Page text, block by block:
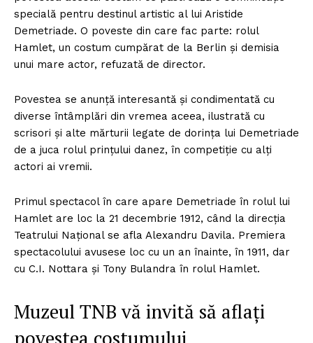
specială pentru destinul artistic al lui Aristide
Demetriade. O poveste din care fac parte: rolul
Hamlet, un costum cumpărat de la Berlin și demisia
unui mare actor, refuzată de director.
Povestea se anunţă interesantă și condimentată cu
diverse întâmplări din vremea aceea, ilustrată cu
scrisori și alte mărturii legate de dorința lui Demetriade
de a juca rolul prinţului danez, în competiție cu alți
actori ai vremii.
Primul spectacol în care apare Demetriade în rolul lui
Hamlet are loc la 21 decembrie 1912, când la direcția
Teatrului Național se afla Alexandru Davila. Premiera
spectacolului avusese loc cu un an înainte, în 1911, dar
cu C.I. Nottara şi Tony Bulandra în rolul Hamlet.
Muzeul TNB vă invită să aflaţi
povestea costumului